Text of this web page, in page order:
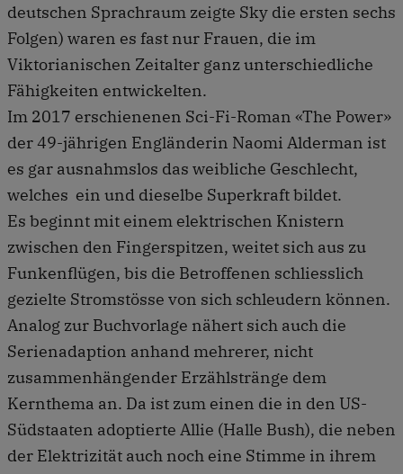
deutschen Sprachraum zeigte Sky die ersten sechs
Folgen) waren es fast nur Frauen, die im
Viktorianischen Zeitalter ganz unterschiedliche
Fähigkeiten entwickelten.
Im 2017 erschienenen Sci-Fi-Roman «The Power»
der 49-jährigen Engländerin Naomi Alderman ist
es gar ausnahmslos das weibliche Geschlecht,
welches ein und dieselbe Superkraft bildet.
Es beginnt mit einem elektrischen Knistern
zwischen den Fingerspitzen, weitet sich aus zu
Funkenflügen, bis die Betroffenen schliesslich
gezielte Stromstösse von sich schleudern können.
Analog zur Buchvorlage nähert sich auch die
Serienadaption anhand mehrerer, nicht
zusammenhängender Erzählstränge dem
Kernthema an. Da ist zum einen die in den US-
Südstaaten adoptierte Allie (Halle Bush), die neben
der Elektrizität auch noch eine Stimme in ihrem